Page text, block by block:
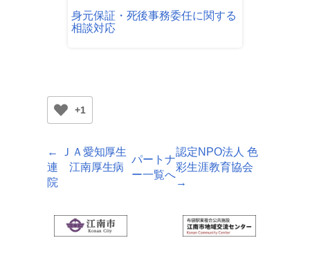
身元保証・死後事務委任に関する
相談対応
+1
← ＪＡ愛知厚生
連 江南厚生病
院
パートナ
ー一覧へ
認定NPO法人 色
彩生涯教育協会
→